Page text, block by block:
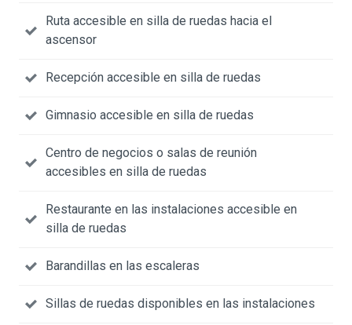
Ruta accesible en silla de ruedas hacia el
ascensor
Recepción accesible en silla de ruedas
Gimnasio accesible en silla de ruedas
Centro de negocios o salas de reunión
accesibles en silla de ruedas
Restaurante en las instalaciones accesible en
silla de ruedas
Barandillas en las escaleras
Sillas de ruedas disponibles en las instalaciones